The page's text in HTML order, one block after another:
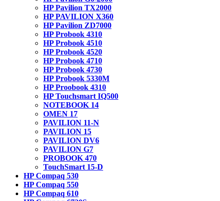
HP Pavilion TX2000
HP PAVILION X360
HP Pavilion ZD7000
HP Probook 4310
HP Probook 4510
HP Probook 4520
HP Probook 4710
HP Probook 4730
HP Probook 5330M
HP Proobook 4310
HP Touchsmart IQ500
NOTEBOOK 14
OMEN 17
PAVILION 11-N
PAVILION 15
PAVILION DV6
PAVILION G7
PROBOOK 470
TouchSmart 15-D
HP Compaq 530
HP Compaq 550
HP Compaq 610